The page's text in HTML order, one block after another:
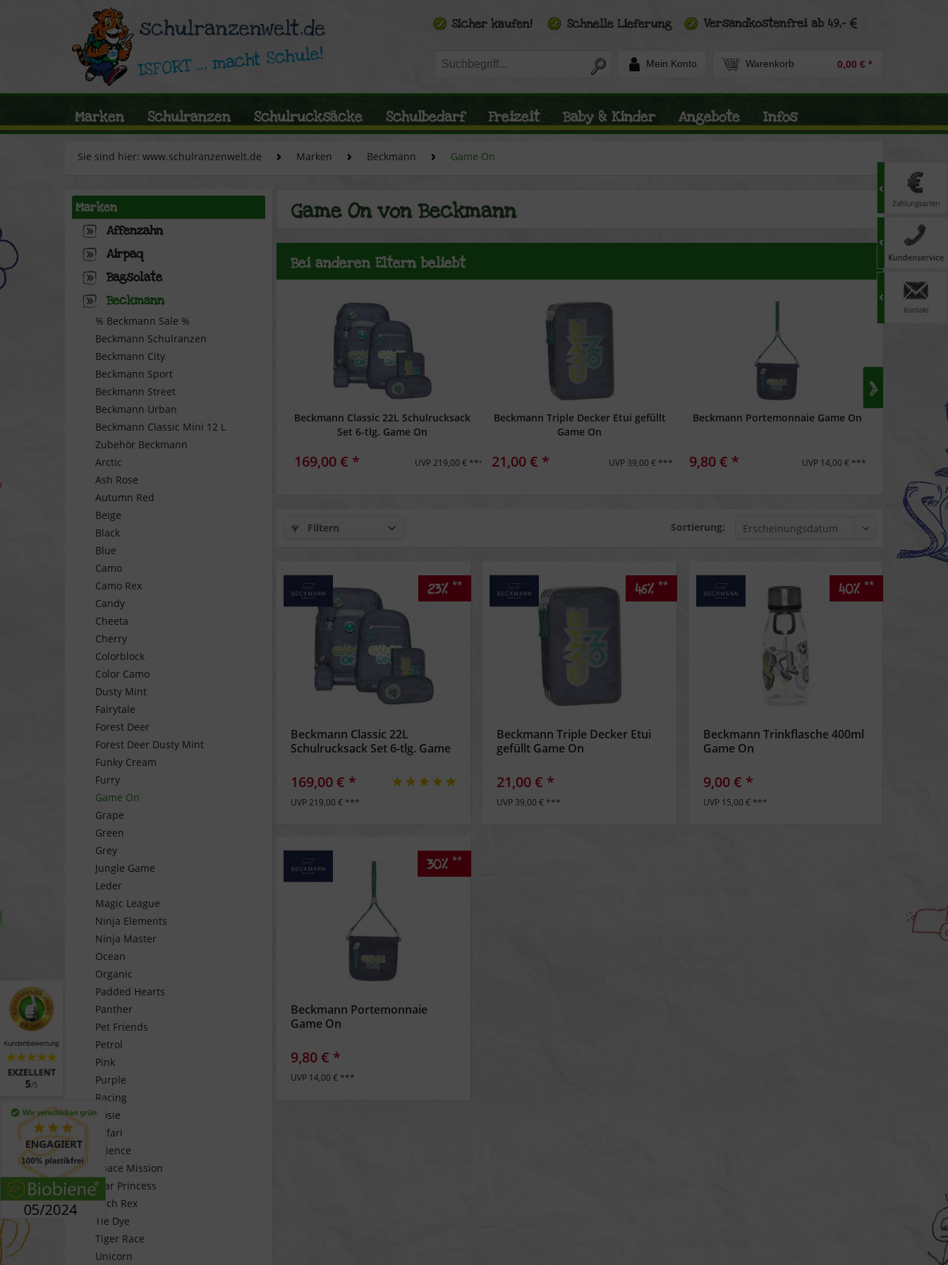
Mein Konto Warenkorb 0,00 € *
Marken Schulranzen Schulrucksäcke Schulbedarf Freizeit Baby & Kinder Angebote Infos
Sie sind hier: www.schulranzenwelt.de Marken Beckmann Game On
Marken
Affenzahn
Airpaq
Bagsolate
Beckmann
% Beckmann Sale %
Beckmann Schulranzen
Beckmann City
Beckmann Sport
Beckmann Street
Beckmann Urban
Beckmann Classic Mini 12 L
Zubehör Beckmann
Arctic
Ash Rose
Autumn Red
Beige
Black
Blue
Camo
Camo Rex
Candy
Cheeta
Cherry
Colorblock
Color Camo
Dusty Mint
Fairytale
Forest Deer
Forest Deer Dusty Mint
Funky Cream
Furry
Game On
Grape
Green
Grey
Jungle Game
Leder
Magic League
Ninja Elements
Ninja Master
Ocean
Organic
Padded Hearts
Panther
Pet Friends
Petrol
Pink
Purple
Racing
Rosie
Safari
Science
Space Mission
Star Princess
Tech Rex
Tie Dye
Tiger Race
Unicorn
Game On von Beckmann
Bei anderen Eltern beliebt
Beckmann Classic 22L Schulrucksack
Set 6-tlg. Game On
169,00 € * UVP 219,00 € ***
Beckmann Triple Decker Etui gefüllt
Game On
21,00 € * UVP 39,00 € ***
Beckmann Portemonnaie Game On
9,80 € * UVP 14,00 € ***
Beckmann
Filtern Sortierung:
23% **
Beckmann Classic 22L
Schulrucksack Set 6-tlg. Game
169,00 € *
UVP 219,00 € ***
46% **
Beckmann Triple Decker Etui
gefüllt Game On
21,00 € *
UVP 39,00 € ***
40% **
Beckmann Trinkflasche 400ml
Game On
9,00 € *
UVP 15,00 € ***
30% **
Beckmann Portemonnaie
Game On
9,80 € *
UVP 14,00 € ***